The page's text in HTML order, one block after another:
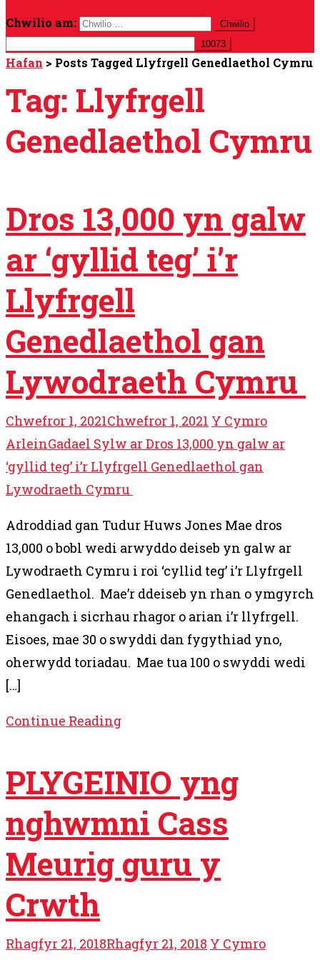
Chwilio am:
Hafan > Posts Tagged Llyfrgell Genedlaethol Cymru
Tag: Llyfrgell
Genedlaethol Cymru
Dros 13,000 yn galw
ar ‘gyllid teg’ i’r
Llyfrgell
Genedlaethol gan
Lywodraeth Cymru
Chwefror 1, 2021Chwefror 1, 2021 Y Cymro
ArleinGadael Sylw ar Dros 13,000 yn galw ar
‘gyllid teg’ i’r Llyfrgell Genedlaethol gan
Lywodraeth Cymru
Adroddiad gan Tudur Huws Jones Mae dros
13,000 o bobl wedi arwyddo deiseb yn galw ar
Lywodraeth Cymru i roi ‘cyllid teg’ i’r Llyfrgell
Genedlaethol. Mae’r ddeiseb yn rhan o ymgyrch
ehangach i sicrhau rhagor o arian i’r llyfrgell.
Eisoes, mae 30 o swyddi dan fygythiad yno,
oherwydd toriadau. Mae tua 100 o swyddi wedi
[…]
Continue Reading
PLYGEINIO yng
nghwmni Cass
Meurig guru y
Crwth
Rhagfyr 21, 2018Rhagfyr 21, 2018 Y Cymro